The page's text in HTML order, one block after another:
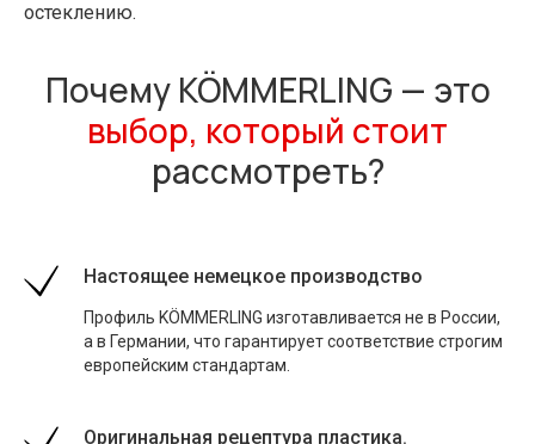
остеклению.
Почему KÖMMERLING — это
выбор, который стоит
рассмотреть?
Настоящее немецкое производство
Профиль KÖMMERLING изготавливается не в России,
а в Германии, что гарантирует соответствие строгим
европейским стандартам.
Оригинальная рецептура пластика.